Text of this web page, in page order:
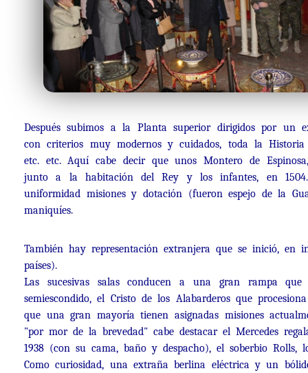
Después subimos a la Planta superior dirigidos por un
con criterios muy modernos y cuidados, toda la Historia
etc. etc. Aquí cabe decir que unos Montero de
junto a la habitación del Rey y los infantes, en
uniformidad misiones y dotación (fueron espejo de la
maniquíes.
También hay representación extranjera que se inició,
países).
Las sucesivas salas conducen a una gran rampa
semiescondido, el Cristo de los Alabarderos que
que una gran mayoría tienen asignadas misiones
"por mor de la brevedad" cabe destacar el Mercedes
1938 (con su cama, baño y despacho), el soberbio Rolls,
Como curiosidad, una extraña berlina eléctrica y un